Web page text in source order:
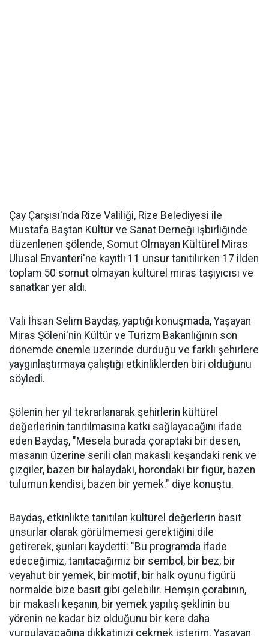
Çay Çarşısı'nda Rize Valiliği, Rize Belediyesi ile
Mustafa Baştan Kültür ve Sanat Derneği işbirliğinde
düzenlenen şölende, Somut Olmayan Kültürel Miras
Ulusal Envanteri'ne kayıtlı 11 unsur tanıtılırken 17 ilden
toplam 50 somut olmayan kültürel miras taşıyıcısı ve
sanatkar yer aldı.
Vali İhsan Selim Baydaş, yaptığı konuşmada, Yaşayan
Miras Şöleni'nin Kültür ve Turizm Bakanlığının son
dönemde önemle üzerinde durduğu ve farklı şehirlere
yaygınlaştırmaya çalıştığı etkinliklerden biri olduğunu
söyledi.
Şölenin her yıl tekrarlanarak şehirlerin kültürel
değerlerinin tanıtılmasına katkı sağlayacağını ifade
eden Baydaş, "Mesela burada çoraptaki bir desen,
masanın üzerine serili olan makaslı keşandaki renk ve
çizgiler, bazen bir halaydaki, horondaki bir figür, bazen
tulumun kendisi, bazen bir yemek." diye konuştu.
Baydaş, etkinlikte tanıtılan kültürel değerlerin basit
unsurlar olarak görülmemesi gerektiğini dile
getirerek, şunları kaydetti: "Bu programda ifade
edeceğimiz, tanıtacağımız bir sembol, bir bez, bir
veyahut bir yemek, bir motif, bir halk oyunu figürü
normalde bize basit gibi gelebilir. Hemşin çorabının,
bir makaslı keşanın, bir yemek yapılış şeklinin bu
yörenin ne kadar biz olduğunu bir kere daha
vurgulayacağına dikkatinizi çekmek isterim. Yaşayan